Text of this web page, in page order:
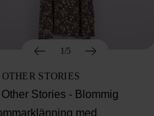
1/5
STORIES
Other Stories - Blommig
med